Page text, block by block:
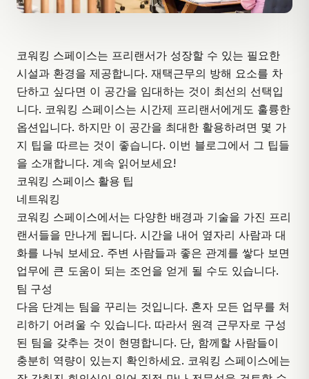
코워킹 스페이스는 프리랜서가 성장할 수 있는 필요한
시설과 환경을 제공합니다. 재택근무의 방해 요소를 차
단하고 싶다면 이 공간을 임대하는 것이 최선의 선택입
니다. 코워킹 스페이스는 시간제 프리랜서에게도 훌륭한
옵션입니다. 하지만 이 공간을 최대한 활용하려면 몇 가
지 팁을 따르는 것이 좋습니다. 이번 블로그에서 그 팁들
을 소개합니다. 계속 읽어보세요!
코워킹 스페이스 활용 팁
네트워킹
코워킹 스페이스에서는 다양한 배경과 기술을 가진 프리
랜서들을 만나게 됩니다. 시간을 내어 옆자리 사람과 대
화를 나눠 보세요. 주변 사람들과 좋은 관계를 쌓다 보면
업무에 큰 도움이 되는 조언을 얻게 될 수도 있습니다.
팀 구성
다음 단계는 팀을 꾸리는 것입니다. 혼자 모든 업무를 처
리하기 어려울 수 있습니다. 따라서 원격 근무자로 구성
된 팀을 갖추는 것이 현명합니다. 단, 함께할 사람들이
충분히 역량이 있는지 확인하세요. 코워킹 스페이스에는